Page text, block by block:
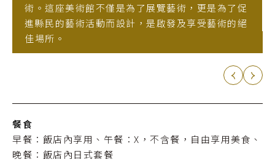
術。這座美術館不僅是為了展覽藝術，更是為了促
進縣民的藝術活動而設計，是啟發及享受藝術的絕
佳場所。
餐食
早餐：飯店內享用、午餐：X，不含餐，自由享用美食、
晚餐：飯店內日式套餐